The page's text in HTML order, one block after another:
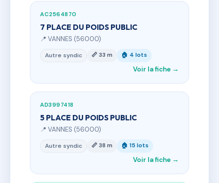
AC2564870
7 PLACE DU POIDS PUBLIC
📍 VANNES (56000)
Autre syndic 📏 33 m 🏠 4 lots
Voir la fiche →
AD3997418
5 PLACE DU POIDS PUBLIC
📍 VANNES (56000)
Autre syndic 📏 38 m 🏠 15 lots
Voir la fiche →